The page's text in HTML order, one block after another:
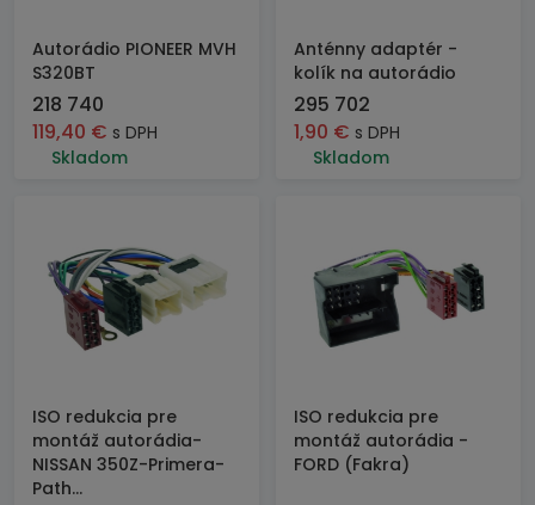
Autorádio PIONEER MVH
S320BT
218 740
119,40 € s DPH
Skladom
Anténny adaptér -
kolík na autorádio
295 702
1,90 € s DPH
Skladom
ISO redukcia pre
montáž autorádia-
NISSAN 350Z-Primera-
Path...
ISO redukcia pre
montáž autorádia -
FORD (Fakra)